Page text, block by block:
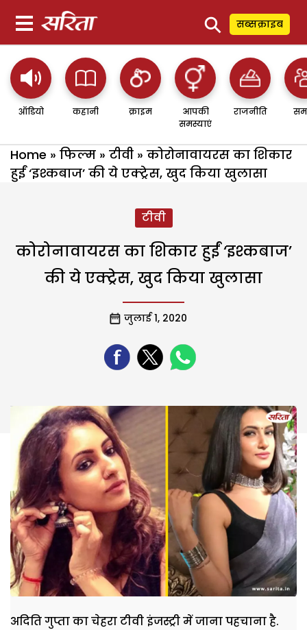
⚲ सब्सक्राइब
ऑडियो कहानी क्राइम
आपकी
समस्याएं
राजनीति
Home » फिल्म » टीवी » कोरोनावायरस का शिकार
हुईं ‘इश्कबाज’ की ये एक्ट्रेस, खुद किया खुलासा
टीवी
कोरोनावायरस का शिकार हुईं ‘इश्कबाज’
की ये एक्ट्रेस, खुद किया खुलासा
जुलाई 1, 2020
अदिति गुप्ता का चेहरा टीवी इंजस्ट्री में जाना पहचाना है.